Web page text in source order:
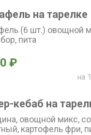
на тарелке
(6 шт.) овощной
пита
₽
на
кебаб на
овощной микс,
картофель фри,